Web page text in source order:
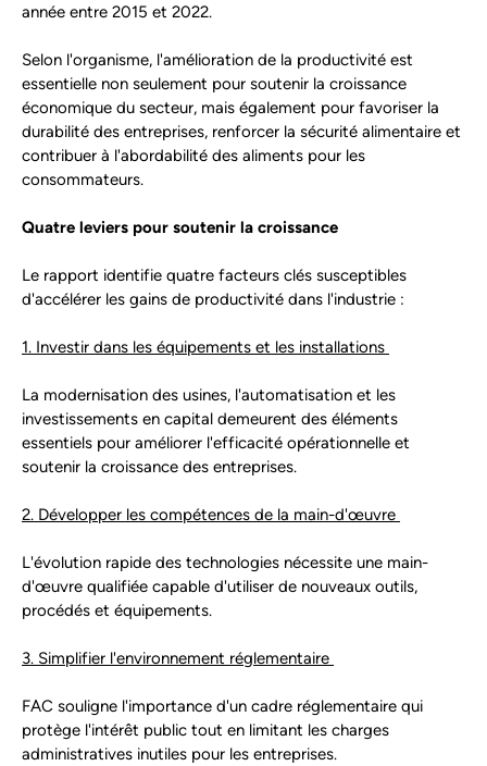
année entre 2015 et 2022.
Selon l'organisme, l'amélioration de la productivité est
essentielle non seulement pour soutenir la croissance
économique du secteur, mais également pour favoriser la
durabilité des entreprises, renforcer la sécurité alimentaire et
contribuer à l'abordabilité des aliments pour les
consommateurs.
Quatre leviers pour soutenir la croissance
Le rapport identifie quatre facteurs clés susceptibles
d'accélérer les gains de productivité dans l'industrie :
1. Investir dans les équipements et les installations
La modernisation des usines, l'automatisation et les
investissements en capital demeurent des éléments
essentiels pour améliorer l'efficacité opérationnelle et
soutenir la croissance des entreprises.
2. Développer les compétences de la main-d'œuvre
L'évolution rapide des technologies nécessite une main-
d'œuvre qualifiée capable d'utiliser de nouveaux outils,
procédés et équipements.
3. Simplifier l'environnement réglementaire
FAC souligne l'importance d'un cadre réglementaire qui
protège l'intérêt public tout en limitant les charges
administratives inutiles pour les entreprises.